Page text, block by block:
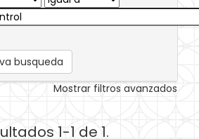
busqueda
Mostrar filtros avanzados
1-1 de 1.